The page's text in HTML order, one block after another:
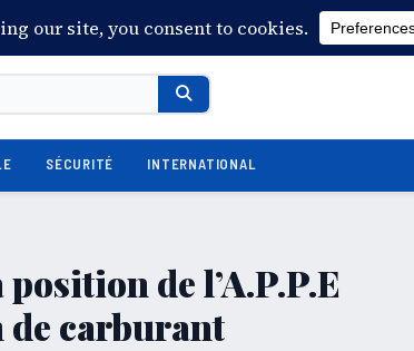
SÉCURITÉ INTERNATIONAL
de l’A.P.P.E
carburant